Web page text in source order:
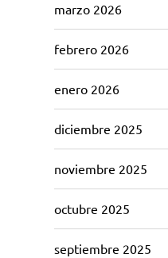
marzo 2026
febrero 2026
enero 2026
diciembre 2025
noviembre 2025
octubre 2025
septiembre 2025